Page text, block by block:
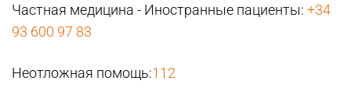
Частная медицина - Иностранные пациенты: +34
93 600 97 83
Неотложная помощь:112